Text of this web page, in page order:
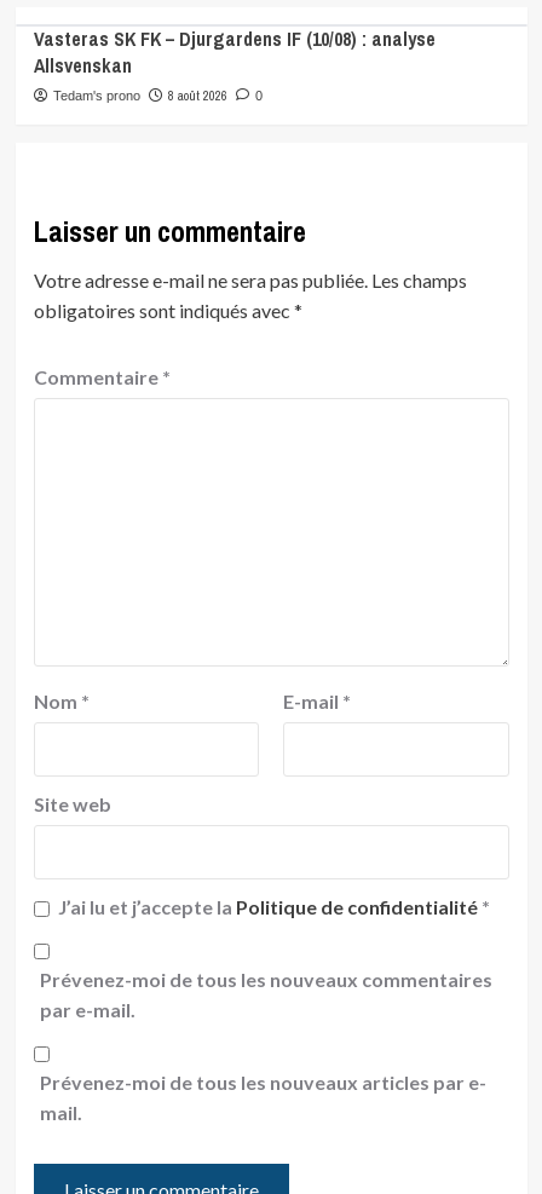
Vasteras SK FK – Djurgardens IF (10/08) : analyse
Allsvenskan
Tedam's prono 8 août 2026 0
Laisser un commentaire
Votre adresse e-mail ne sera pas publiée. Les champs
obligatoires sont indiqués avec *
Commentaire *
Nom * E-mail *
Site web
J’ai lu et j’accepte la Politique de confidentialité *
Prévenez-moi de tous les nouveaux commentaires
par e-mail.
Prévenez-moi de tous les nouveaux articles par e-
mail.